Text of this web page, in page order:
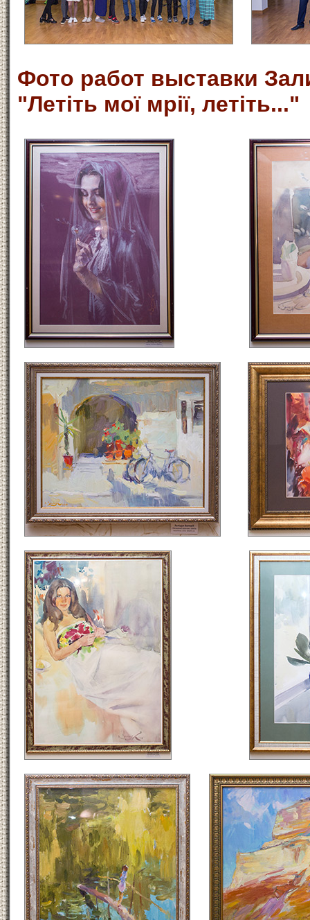
Фото работ выставки
"Летіть мої мрії, летіть..."